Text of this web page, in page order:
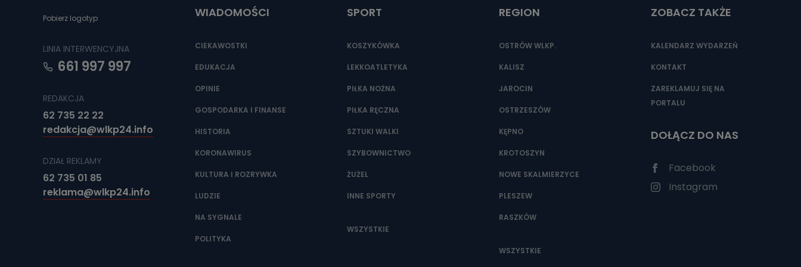
Pobierz logotyp
LINIA INTERWENCYJNA
661 997 997
REDAKCJA
62 735 22 22
redakcja@wlkp24.info
DZIAŁ REKLAMY
62 735 01 85
reklama@wlkp24.info
WIADOMOŚCI
CIEKAWOSTKI
EDUKACJA
OPINIE
GOSPODARKA I FINANSE
HISTORIA
KORONAWIRUS
KULTURA I ROZRYWKA
LUDZIE
NA SYGNALE
POLITYKA
SPORT
KOSZYKÓWKA
LEKKOATLETYKA
PIŁKA NOŻNA
PIŁKA RĘCZNA
SZTUKI WALKI
SZYBOWNICTWO
ŻUŻEL
INNE SPORTY
WSZYSTKIE
REGION
OSTRÓW WLKP.
KALISZ
JAROCIN
OSTRZESZÓW
KĘPNO
KROTOSZYN
NOWE SKALMIERZYCE
PLESZEW
RASZKÓW
WSZYSTKIE
ZOBACZ TAKŻE
KALENDARZ WYDARZEŃ
KONTAKT
ZAREKLAMUJ SIĘ NA
PORTALU
DOŁĄCZ DO NAS
Facebook
Instagram